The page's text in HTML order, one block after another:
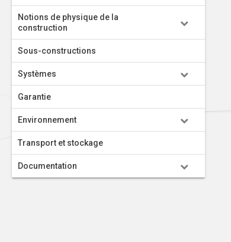
Notions de physique de la
construction
Sous-constructions
Systèmes
Garantie
Environnement
Transport et stockage
Documentation